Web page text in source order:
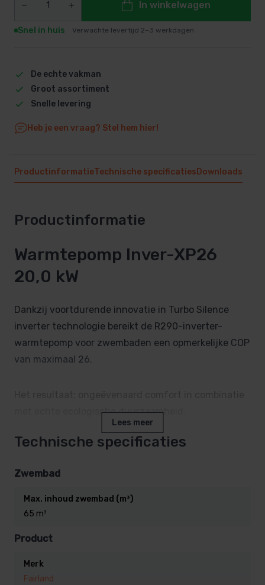
In winkelwagen
Snel in huis Verwachte levertijd 2–3 werkdagen
De echte vakman
Groot assortiment
Snelle levering
Heb je een vraag? Stel hem hier!
ProductinformatieTechnische specificaties Downloads
Productinformatie
Warmtepomp Inver-XP26
20,0 kW
Dankzij voortdurende innovatie in Turbo Silence
inverter technologie bereikt de R290-inverter-
warmtepomp voor zwembaden een opmerkelijke COP
van maximaal 26.
met echte ecologische duurzaamheid.
Toekomstgerichte verwarmings technologie
De XP26 zwembad warmtepomp gebruikt
milieuvriendelijk R290-koelmiddel (GWP 3), voldoet
aan nieuwe regelgeving en levert duurzame
Lees meer
Technische specificaties
Zwembad
Max. inhoud zwembad (m³)
65 m³
Product
Merk
Fairland